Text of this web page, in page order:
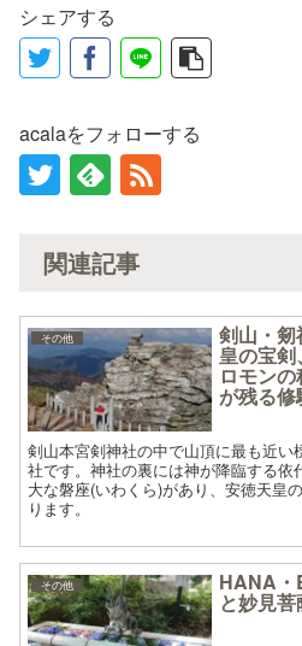
シェアする
acalaをフォローする
関連記事
その他 剣山・
皇の宝
ロモン
が残る
剣山本宮剣神社の中で山頂に最も近い
社です。神社の裏には神が降臨する依
大な磐座(いわくら)があり、安徳天皇
ります。
その他 HANA
と妙見